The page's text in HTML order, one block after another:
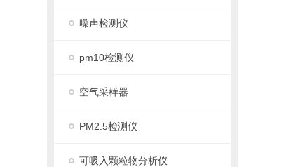
噪声检测仪
pm10检测仪
空气采样器
PM2.5检测仪
可吸入颗粒物分析仪